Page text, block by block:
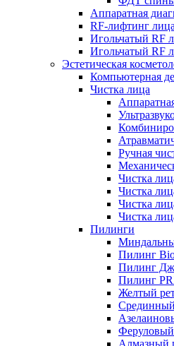
Аппаратная
RF-лифтинг лица
Игольчатый RF
Игольчатый RF
Эстетическая
Компьютерная
Чистка лица
Ручная
Чистка
Чистка
Чистка
Чистка
Пилинги
Пилинг
Пилинг
Пилинг
Желтый
Алмазный